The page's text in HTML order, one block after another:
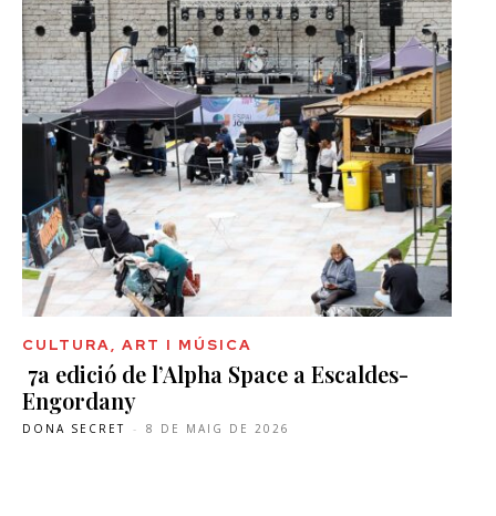
CULTURA, ART I MÚSICA
7a edició de l’Alpha Space a Escaldes-
Engordany
DONA SECRET - 8 DE MAIG DE 2026